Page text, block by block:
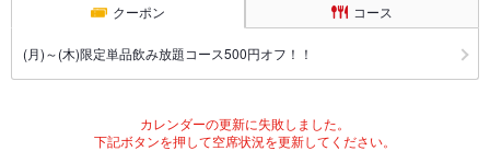
クーポン コース
(月)～(木)限定単品飲み放題コース500円オフ！！
カレンダーの更新に失敗しました。
下記ボタンを押して空席状況を更新してください。